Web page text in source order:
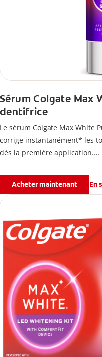
Sérum Colgate Max
dentifrice
Le sérum Colgate Max White
corrige instantanément* les
dès la première application.
Acheter maintenant En